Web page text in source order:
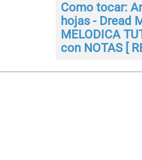
Como tocar:
hojas - Dread
MELODICA
con NOTAS [